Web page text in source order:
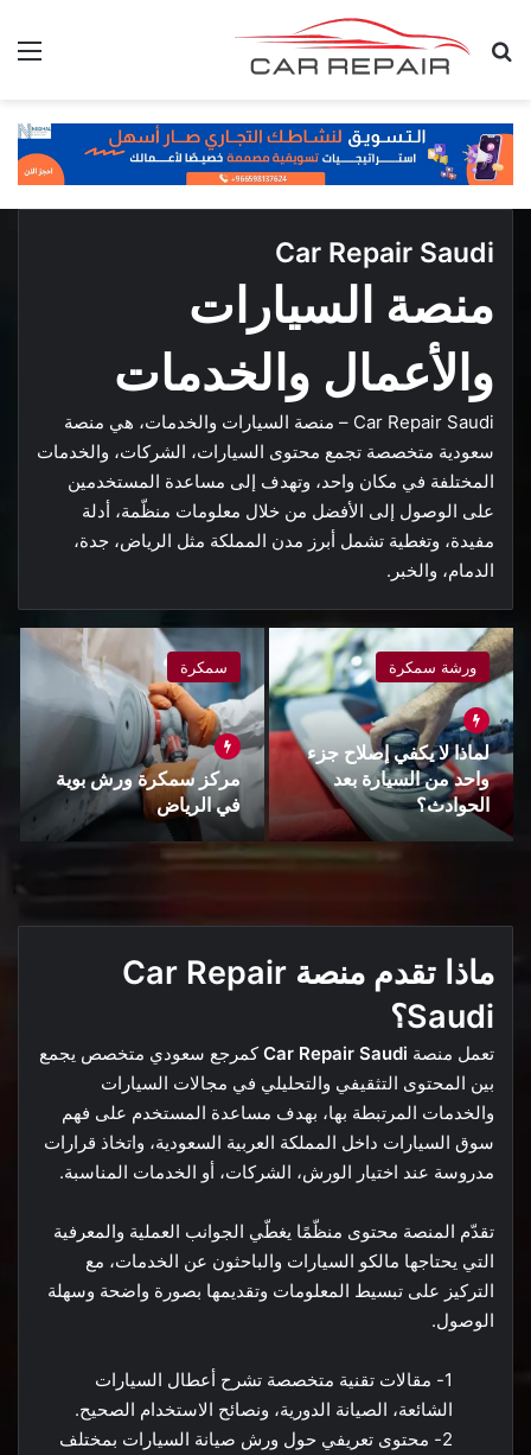
بحث عن
Car Repair Saudi
منصة السيارات
والأعمال والخدمات
Car Repair Saudi – منصة السيارات والخدمات
، هي منصة
سعودية متخصصة تجمع محتوى السيارات، الشركات، والخدمات
المختلفة في مكان واحد، وتهدف إلى مساعدة المستخدمين
على الوصول إلى الأفضل من خلال معلومات منظّمة، أدلة
مفيدة، وتغطية تشمل أبرز مدن المملكة مثل الرياض، جدة،
الدمام، والخبر.
ورشة سمكرة
لماذا لا يكفي إصلاح جزء
واحد من السيارة بعد
الحوادث؟
سمكرة
مركز سمكرة ورش بوية
في الرياض
ماذا تقدم منصة Car Repair
Saudi؟
تعمل منصة Car Repair Saudiكمرجع سعودي متخصص يجمع
بين المحتوى التثقيفي والتحليلي في مجالات السيارات
والخدمات المرتبطة بها، بهدف مساعدة المستخدم على فهم
سوق السيارات داخل المملكة العربية السعودية، واتخاذ قرارات
مدروسة عند اختيار الورش، الشركات، أو الخدمات المناسبة.
تقدّم المنصة محتوى منظّمًا يغطّي الجوانب العملية والمعرفية
التي يحتاجها مالكو السيارات والباحثون عن الخدمات، مع
التركيز على تبسيط المعلومات وتقديمها بصورة واضحة وسهلة
الوصول.
1- مقالات تقنية متخصصة تشرح أعطال السيارات
الشائعة، الصيانة الدورية، ونصائح الاستخدام الصحيح.
2- محتوى تعريفي حول ورش صيانة السيارات بمختلف